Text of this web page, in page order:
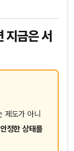
지금은 서
제도가 아니
정한 상태를